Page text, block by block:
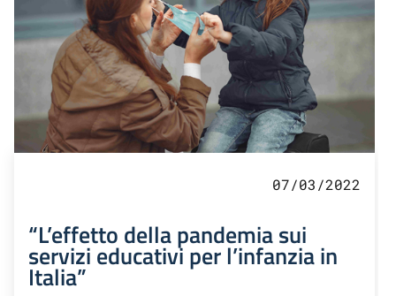
07/03/2022
“L’effetto della pandemia sui
servizi educativi per l’infanzia in
Italia”